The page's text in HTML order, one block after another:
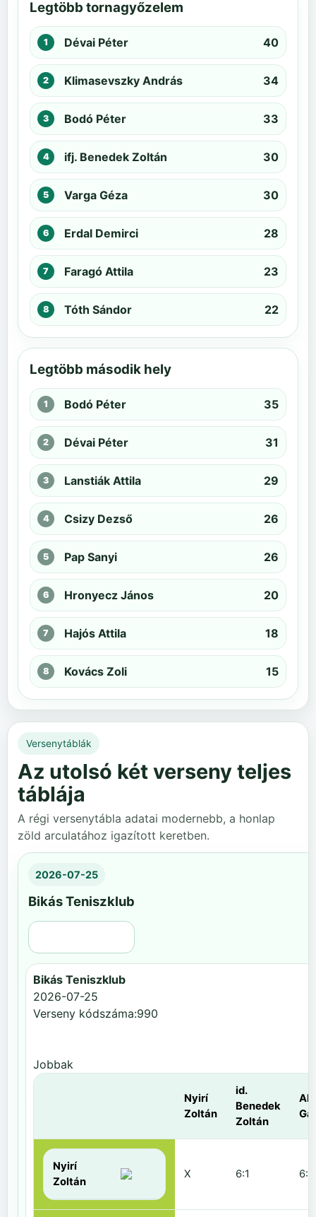
Legtöbb tornagyőzelem
Dévai Péter 40
Klimasevszky András 34
Bodó Péter 33
ifj. Benedek Zoltán 30
Varga Géza 30
Erdal Demirci 28
Faragó Attila 23
Tóth Sándor 22
Legtöbb második hely
Bodó Péter 35
Dévai Péter 31
Lanstiák Attila 29
Csizy Dezső 26
Pap Sanyi 26
Hronyecz János 20
Hajós Attila 18
Kovács Zoli 15
Versenytáblák
Az utolsó két verseny teljes
táblája
A régi versenytábla adatai modernebb, a honlap
zöld arculatához igazított keretben.
2026-07-25
Bikás Teniszklub
Bikás Teniszklub
2026-07-25
Verseny kódszáma:990
Jobbak
Nyirí
Zoltán
id.
Benedek
Zoltán
Nyirí
Zoltán
X 6:1 6:2